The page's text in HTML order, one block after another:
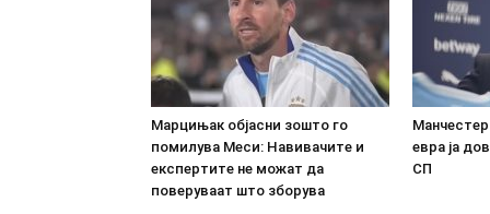
Марцињак објасни зошто го
помилува Меси: Навивачите и
експертите не можат да
поверуваат што зборува
евра ја
СП